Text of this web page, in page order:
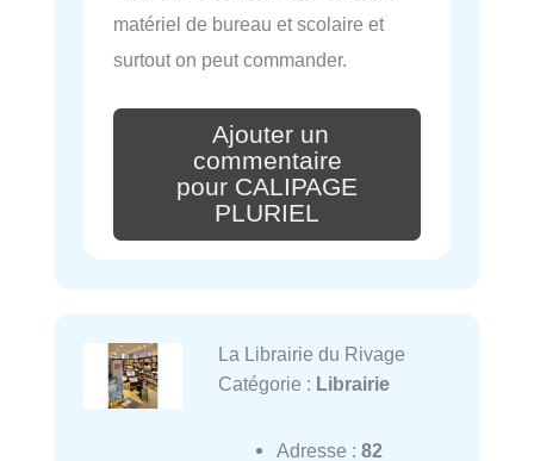
matériel de bureau et scolaire et
surtout on peut commander.
Ajouter un
commentaire
pour CALIPAGE
PLURIEL
La Librairie du Rivage
Catégorie : Librairie
Adresse : 82